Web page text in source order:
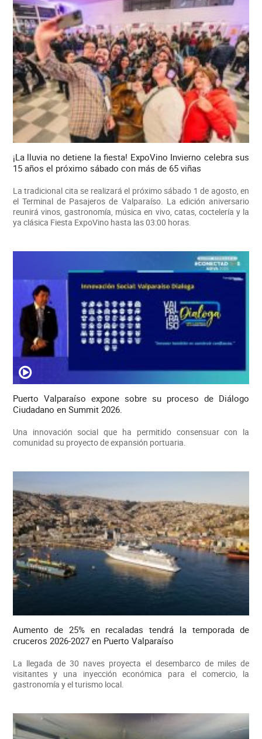
¡La lluvia no detiene la fiesta! ExpoVino Invierno celebra sus
15 años el próximo sábado con más de 65 viñas
La tradicional cita se realizará el próximo sábado 1 de agosto, en
el Terminal de Pasajeros de Valparaíso. La edición aniversario
reunirá vinos, gastronomía, música en vivo, catas, coctelería y la
ya clásica Fiesta ExpoVino hasta las 03:00 horas.
Puerto Valparaíso expone sobre su proceso de Diálogo
Ciudadano en Summit 2026.
Una innovación social que ha permitido consensuar con la
comunidad su proyecto de expansión portuaria.
Aumento de 25% en recaladas tendrá la temporada de
cruceros 2026-2027 en Puerto Valparaíso
La llegada de 30 naves proyecta el desembarco de miles de
visitantes y una inyección económica para el comercio, la
gastronomía y el turismo local.